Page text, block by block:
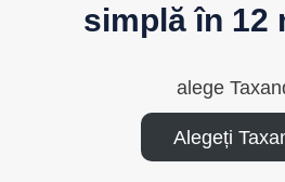
simplă în 12
alege
Alegeți